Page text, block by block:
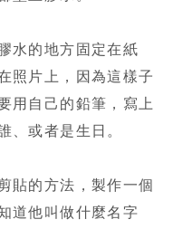
水的地方固定在紙
照片上，因為這樣子
用自己的鉛筆，寫上
、或者是生日。
貼的方法，製作一個
道他叫做什麼名字